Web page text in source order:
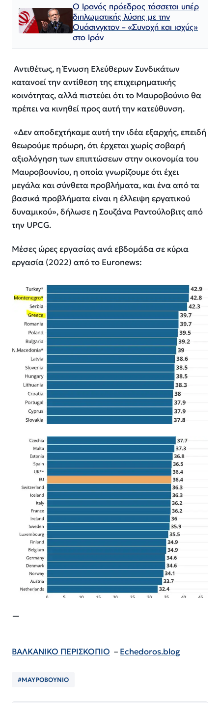
Ο Ιρανός πρόεδρος τάσσεται υπέρ
διπλωματικής λύσης με την
Ουάσινγκτον – «Συνοχή και ισχύς»
στο Ιράν​​​​​​​​​​​​​​​​​​​​​​​​​​​​​​​​​​​​​​​​​​​​​​​​​​
Αντιθέτως, η Ένωση Ελεύθερων Συνδικάτων
κατανοεί την αντίθεση της επιχειρηματικής
κοινότητας, αλλά πιστεύει ότι το Μαυροβούνιο θα
πρέπει να κινηθεί προς αυτή την κατεύθυνση.
«Δεν αποδεχτήκαμε αυτή την ιδέα εξαρχής, επειδή
θεωρούμε πρόωρη, ότι έρχεται χωρίς σοβαρή
αξιολόγηση των επιπτώσεων στην οικονομία του
Μαυροβουνίου, η οποία γνωρίζουμε ότι έχει
μεγάλα και σύνθετα προβλήματα, και ένα από τα
βασικά προβλήματα είναι η έλλειψη εργατικού
δυναμικού», δήλωσε η Σουζάνα Ραντούλοβιτς από
την UPCG.
Μέσες ώρες εργασίας ανά εβδομάδα σε κύρια
εργασία (2022) από το Euronews:
—
ΒΑΛΚΑΝΙΚΟ ΠΕΡΙΣΚΟΠΙΟ – Echedoros.blog
#ΜΑΥΡΟΒΟΥΝΙΟ